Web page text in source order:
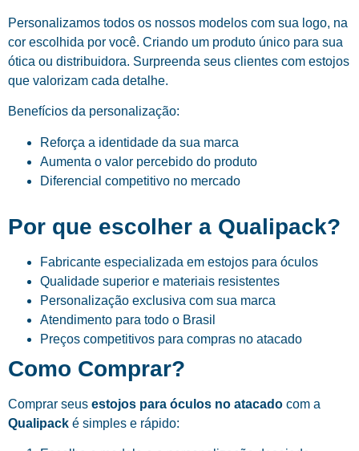
Personalizamos todos os nossos modelos com sua logo, na
cor escolhida por você. Criando um produto único para sua
ótica ou distribuidora. Surpreenda seus clientes com estojos
que valorizam cada detalhe.
Benefícios da personalização:
Reforça a identidade da sua marca
Aumenta o valor percebido do produto
Diferencial competitivo no mercado
Por que escolher a Qualipack?
Fabricante especializada em estojos para óculos
Qualidade superior e materiais resistentes
Personalização exclusiva com sua marca
Atendimento para todo o Brasil
Preços competitivos para compras no atacado
Como Comprar?
Comprar seus estojos para óculos no atacado com a
Qualipack é simples e rápido: